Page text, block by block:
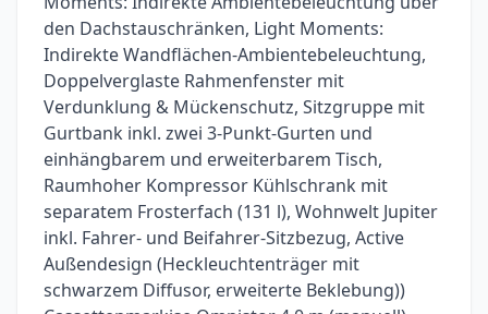
den Dachstauschränken, Light Moments:
Indirekte Wandflächen-Ambientebeleuchtung,
Doppelverglaste Rahmenfenster mit
Verdunklung & Mückenschutz, Sitzgruppe mit
Gurtbank inkl. zwei 3-Punkt-Gurten und
einhängbarem und erweiterbarem Tisch,
Raumhoher Kompressor Kühlschrank mit
separatem Frosterfach (131 l), Wohnwelt Jupiter
inkl. Fahrer- und Beifahrer-Sitzbezug, Active
Außendesign (Heckleuchtenträger mit
schwarzem Diffusor, erweiterte Beklebung))